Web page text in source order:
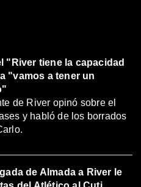
"River tiene la capacidad
"vamos a tener un
de River opinó sobre el
y habló de los borrados
de Almada a River le